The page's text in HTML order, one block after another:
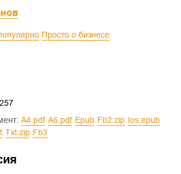
Просто о бизнесе
a4.pdf a6.pdf epub fb2.zip ios.epub
txt.zip fb3